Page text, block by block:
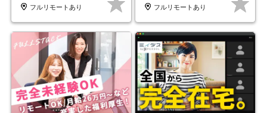
フルリモートあり
フルリモートあり